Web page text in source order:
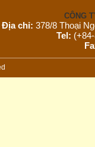
CÔNG
Địa chỉ: 378/8 Thoại
Tel:
Email: